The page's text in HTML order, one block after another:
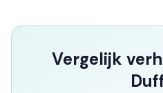
Vergelijk